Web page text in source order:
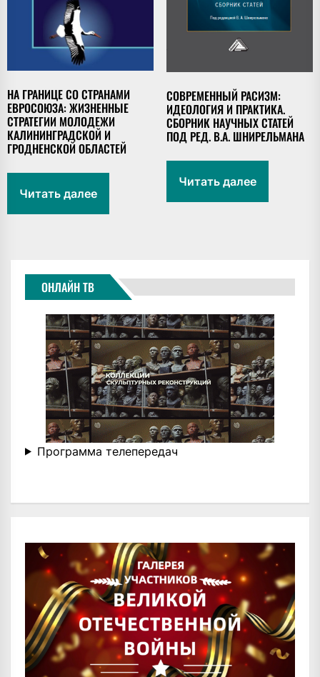
НА ГРАНИЦЕ СО СТРАНАМИ
ЕВРОСОЮЗА: ЖИЗНЕННЫЕ
СТРАТЕГИИ МОЛОДЕЖИ
КАЛИНИНГРАДСКОЙ И
ГРОДНЕНСКОЙ ОБЛАСТЕЙ
Читать далее
СОВРЕМЕННЫЙ РАСИЗМ:
ИДЕОЛОГИЯ И ПРАКТИКА.
СБОРНИК НАУЧНЫХ СТАТЕЙ
ПОД РЕД. В.А. ШНИРЕЛЬМАНА
Читать далее
ОНЛАЙН ТВ
Программа телепередач